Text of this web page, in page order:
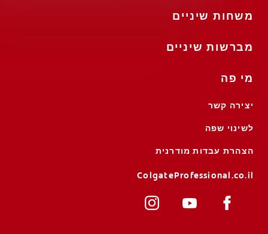
משחות שיניים
מברשות שיניים
מי פה
יצירה קשר
לשינוי שפה
הצהרת עבדות מודרנית
ColgateProfessional.co.il